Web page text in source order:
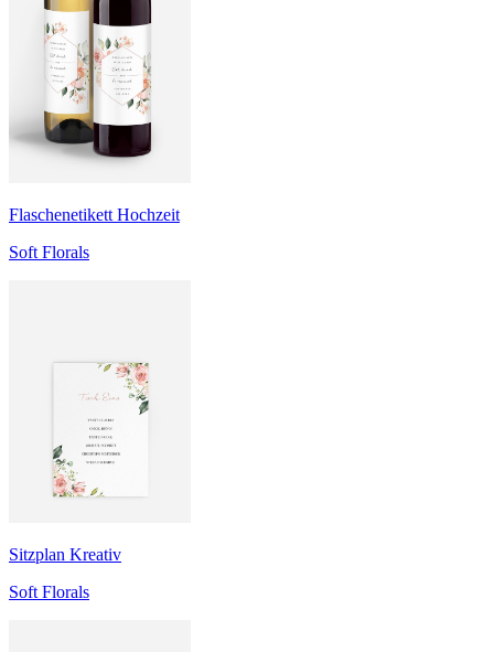
Flaschenetikett Hochzeit
Soft Florals
Sitzplan Kreativ
Soft Florals